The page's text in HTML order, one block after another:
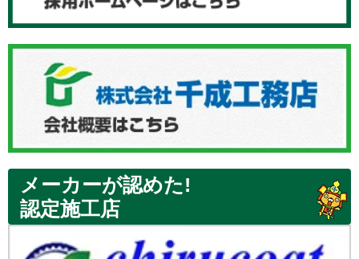
メーカーが認めた!
認定施工店